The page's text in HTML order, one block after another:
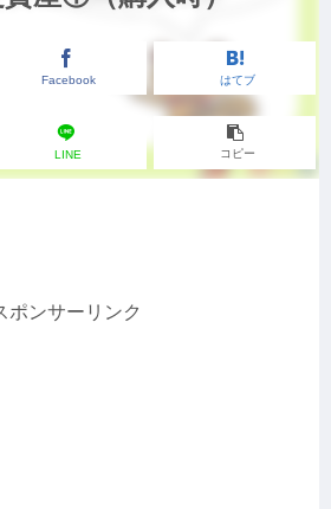
Facebook はてブ
LINE コピー
ポンサーリンク